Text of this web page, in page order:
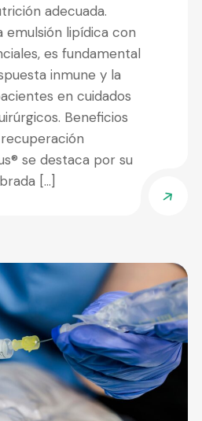
adecuada.
emulsión lipídica con
es fundamental
inmune y la
en cuidados
Beneficios
se destaca por su
[…]